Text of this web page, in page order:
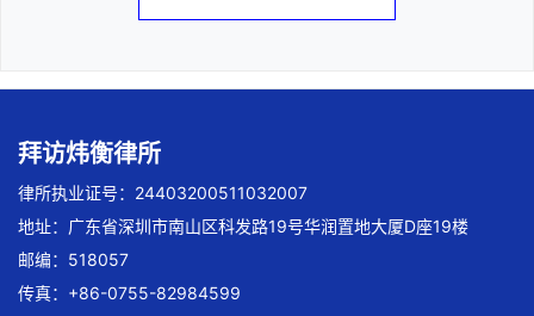
拜访炜衡律所
律所执业证号：24403200511032007
地址：广东省深圳市南山区科发路19号华润置地大厦D座19楼
邮编：518057
传真：+86-0755-82984599